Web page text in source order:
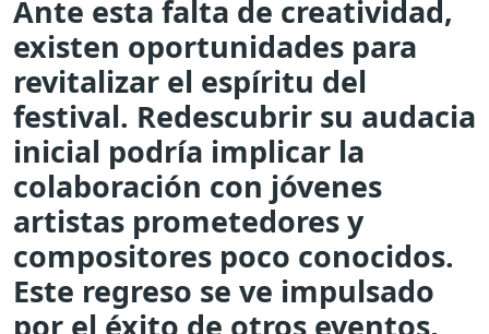
Ante esta falta de creatividad,
existen oportunidades para
revitalizar el espíritu del
festival. Redescubrir su audacia
inicial podría implicar la
colaboración con jóvenes
artistas prometedores y
compositores poco conocidos.
Este regreso se ve impulsado
por el éxito de otros eventos,